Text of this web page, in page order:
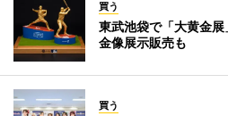
買う
東武池袋で「大黄金
金像展示販売も
買う